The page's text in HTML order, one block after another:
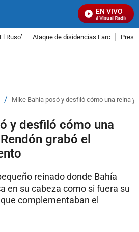
EN VIVO
Señal Visual Radio
Ruso’ Ataque de disidencias Farc
/ Mike Bahía posó y desfiló cómo una reina
y desfiló cómo una
grabó el
reinado donde Bahía
en su cabeza como si fuera su
complementaban el